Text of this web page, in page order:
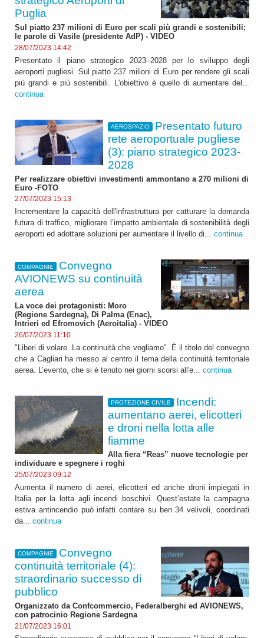
Puglia
Sul piatto 237 milioni di Euro per scali più grandi e sostenibili;
le parole di Vasile (presidente AdP) - VIDEO
28/07/2023 14:42
Presentato il piano strategico 2023–2028 per lo sviluppo degli
aeroporti pugliesi. Sul piatto 237 milioni di Euro per rendere gli scali
più grandi e più sostenibili. L'obiettivo è quello di aumentare del...
continua
AEROSPAZIO
Presentato futuro
rete aeroportuale pugliese
(3): piano strategico 2023-
2028
Per realizzare obiettivi investimenti ammontano a 270 milioni di
Euro -FOTO
27/07/2023 15:13
Incrementare la capacità dell'infrastruttura per catturare la domanda
futura di traffico, migliorare l’impatto ambientale di sostenibilità degli
aeroporti ed adottare soluzioni per aumentare il livello di... continua
COMPAGNIE
Convegno
AVIONEWS su continuità
aerea
La voce dei protagonisti: Moro
(Regione Sardegna), Di Palma (Enac),
Intrieri ed Efromovich (Aeroitalia) - VIDEO
26/07/2023 11:10
"Liberi di volare. La continuità che vogliamo". È il titolo del convegno
che a Cagliari ha messo al centro il tema della continuità territoriale
aerea. L’evento, che si è tenuto nei giorni scorsi all'e... continua
PROTEZIONE CIVILE
Incendi:
aumentano aerei, elicotteri
e droni nella lotta alle
fiamme
Alla fiera “Reas” nuove tecnologie per
individuare e spegnere i roghi
25/07/2023 09:12
Aumenta il numero di aerei, elicotteri ed anche droni impiegati in
Italia per la lotta agli incendi boschivi. Quest’estate la campagna
estiva antincendio può infatti contare su ben 34 velivoli, coordinati
da... continua
COMPAGNIE
Convegno
continuità territoriale (4):
straordinario successo di
pubblico
Organizzato da Confcommercio, Federalberghi ed AVIONEWS,
con patrocinio Regione Sardegna
21/07/2023 16:01